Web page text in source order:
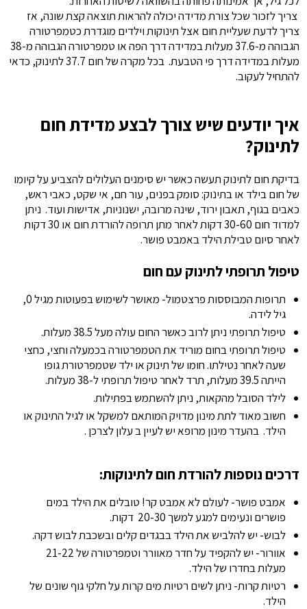
צריך לזכור שכל צורת מדידה יכולה להראות תוצאה קצת שונה, אז
צריך לדעת שעליית חום אצל תינוקות וילדים מוגדרת כטמפרטורה
הגבוהה מ-37.6 מעלות במדידה דרך הפה או טמפרטורה הגבוהה מ-38
מעלות במדידה דרך פי הטבעת. בכל מקרה של חום 37.7 לתינוק, כדאי
להתחיל לעקוב.
איך יודעים שיש צורך לבצע מדידת חום
לתינוק?
בדיקת חום לתינוק תעשה כאשר יש סימנים העלולים להצביע על קיומו
של חום בילד או בתינוק: סומק בפנים, עור חם, אי שקט, כאבי ראש,
כאבים בגוף, תאבון ירוד, שינה מרובה, ישנוניות, אדישות ועוד. ניתן
למדוד חום 30-60 דקות לאחר מתן תרופה להורדת חום או 30 דקות
לאחר סיום טבילת הילד באמבט פושר.
טיפול תרופתי לתינוק עם חום
תרופות המבוססות פרצטמול- מאושר לשימוש בפעוטות מגיל 0,
גיל לידה.
טיפול תרופתי ניתן לרוב כאשר החום עולה מעל 38.5 מעלות.
טיפול תרופתי בחום מוריד את הטמפרטורה בכמעלה וחצי, כחצי
שעה לאחר נטילתו. חומו של תינוק או ילד שטמפרטורת גופו
הייתה 39.5 מעלות, תרד לאחר טיפול תרופתי ל-38 מעלות.
לילד הסובל מהקאות, ניתן להשתמש בפתילות.
חשוב מאוד לתת מינון מדויק המותאם למשקל או לגיל התינוק או
הילד. בהעדר מינון מרופא יש לעיין ב עלון לצרכן .
דרכים נוספות להורדת חום לתינוקות:
אמבט פושר- לעולם לא אמבט קר! טובלים את הילד במים
פושרים ונעימים למגע למשך 20-30 דקות.
לבוש- יש להלביש את הילד בבגדים קלים ובשכבת לבוש דקה.
אוורור- יש להקפיד על חדר מאוורר וטמפרטורה של 21-22
מעלות בחדרו של הילד.
רטיות קרות- ניתן לשים רטיות מים קרות על חלקי גוף שונים של
הילד.